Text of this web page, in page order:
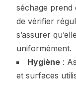
séchage prend
de vérifier
s’assurer
uniformément.
Hygiène:
et surfaces